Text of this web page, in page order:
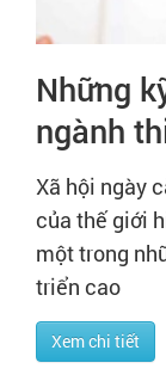
Những
ngành
Xã hội ngày
của thế giới
một trong
triển cao
Xem chi tiết